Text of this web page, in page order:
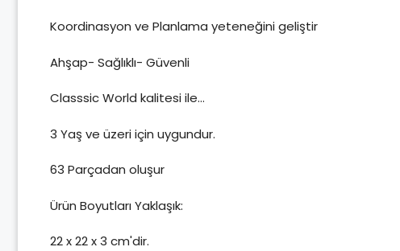
Koordinasyon ve Planlama yeteneğini geliştir
Ahşap- Sağlıklı- Güvenli
Classsic World kalitesi ile…
3 Yaş ve üzeri için uygundur.
63 Parçadan oluşur
Ürün Boyutları Yaklaşık:
22 x 22 x 3 cm'dir.